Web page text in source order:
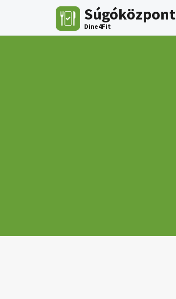
Kihagyás a tartalom megtartásához
Súgóközpont
Dine4Fit